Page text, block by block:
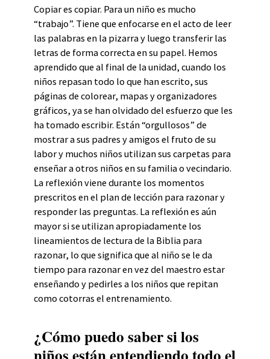
Copiar es copiar. Para un niño es mucho
“trabajo”. Tiene que enfocarse en el acto de leer
las palabras en la pizarra y luego transferir las
letras de forma correcta en su papel. Hemos
aprendido que al final de la unidad, cuando los
niños repasan todo lo que han escrito, sus
páginas de colorear, mapas y organizadores
gráficos, ya se han olvidado del esfuerzo que les
ha tomado escribir. Están “orgullosos” de
mostrar a sus padres y amigos el fruto de su
labor y muchos niños utilizan sus carpetas para
enseñar a otros niños en su familia o vecindario.
La reflexión viene durante los momentos
prescritos en el plan de lección para razonar y
responder las preguntas. La reflexión es aún
mayor si se utilizan apropiadamente los
lineamientos de lectura de la Biblia para
razonar, lo que significa que al niño se le da
tiempo para razonar en vez del maestro estar
enseñando y pedirles a los niños que repitan
como cotorras el entrenamiento.
¿Cómo puedo saber si los